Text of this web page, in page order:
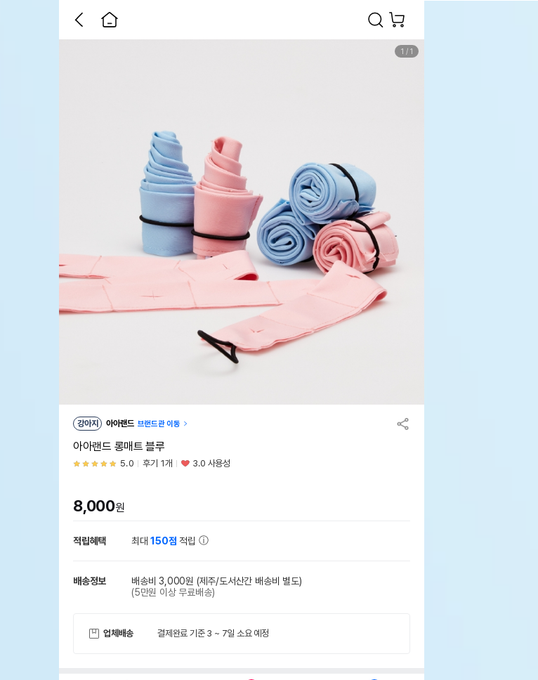
1 / 1
강아지 아아랜드 브랜드관 이동
아아랜드 롱매트 블루
5.0 후기 1개 3.0 사용성
8,000원
적립혜택 최대150점 적립
배송정보 배송비 3,000원 (제주/도서산간 배송비 별도)
(5만원 이상 무료배송)
업체배송 결제완료 기준 3 ~ 7일 소요 예정